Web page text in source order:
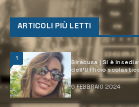
ARTICOLI PIÙ LETTI
1
Siracusa | Si è
dell’Ufficio
6 FEBBRAIO 2024